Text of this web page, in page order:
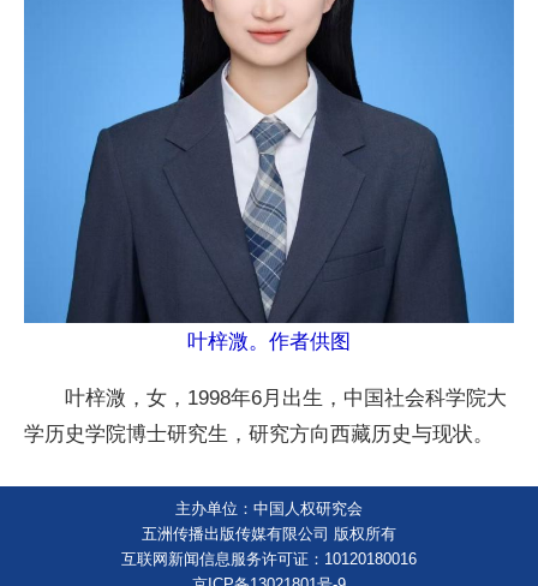
叶梓溦。作者供图
叶梓溦，女，1998年6月出生，中国社会科学院大
学历史学院博士研究生，研究方向西藏历史与现状。
主办单位：中国人权研究会
五洲传播出版传媒有限公司 版权所有
互联网新闻信息服务许可证：10120180016